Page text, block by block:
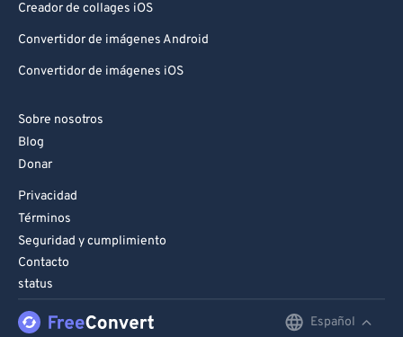
Creador de collages iOS
Convertidor de imágenes Android
Convertidor de imágenes iOS
Sobre nosotros
Blog
Donar
Privacidad
Términos
Seguridad y cumplimiento
Contacto
status
Español